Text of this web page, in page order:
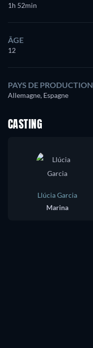
1h 52min
ÂGE
12
PAYS DE PRODUCTION
Allemagne, Espagne
CASTING
Llúcia Garcia
Marina